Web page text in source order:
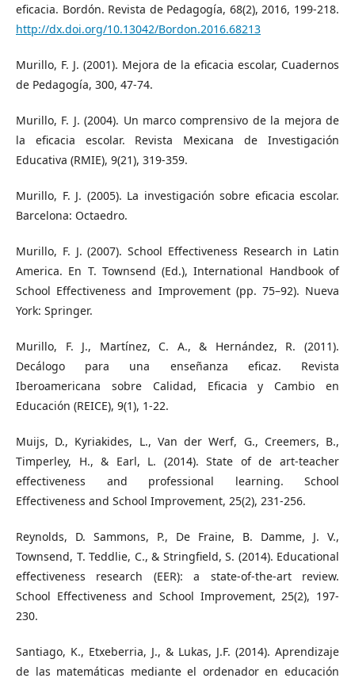
eficacia. Bordón. Revista de Pedagogía, 68(2), 2016, 199-218.
http://dx.doi.org/10.13042/Bordon.2016.68213
Murillo, F. J. (2001). Mejora de la eficacia escolar, Cuadernos
de Pedagogía, 300, 47-74.
Murillo, F. J. (2004). Un marco comprensivo de la mejora de
la eficacia escolar. Revista Mexicana de Investigación
Educativa (RMIE), 9(21), 319-359.
Murillo, F. J. (2005). La investigación sobre eficacia escolar.
Barcelona: Octaedro.
Murillo, F. J. (2007). School Effectiveness Research in Latin
America. En T. Townsend (Ed.), International Handbook of
School Effectiveness and Improvement (pp. 75–92). Nueva
York: Springer.
Murillo, F. J., Martínez, C. A., & Hernández, R. (2011).
Decálogo para una enseñanza eficaz. Revista
Iberoamericana sobre Calidad, Eficacia y Cambio en
Educación (REICE), 9(1), 1-22.
Muijs, D., Kyriakides, L., Van der Werf, G., Creemers, B.,
Timperley, H., & Earl, L. (2014). State of de art-teacher
effectiveness and professional learning. School
Effectiveness and School Improvement, 25(2), 231-256.
Reynolds, D. Sammons, P., De Fraine, B. Damme, J. V.,
Townsend, T. Teddlie, C., & Stringfield, S. (2014). Educational
effectiveness research (EER): a state-of-the-art review.
School Effectiveness and School Improvement, 25(2), 197-
230.
Santiago, K., Etxeberria, J., & Lukas, J.F. (2014). Aprendizaje
de las matemáticas mediante el ordenador en educación